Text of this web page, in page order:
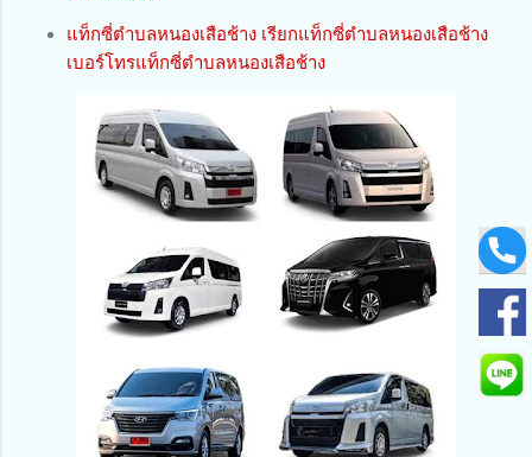
แท็กซี่ตำบลหนองเสือช้าง เรียกแท็กซี่ตำบลหนองเสือช้าง
เบอร์โทรแท็กซี่ตำบลหนองเสือช้าง